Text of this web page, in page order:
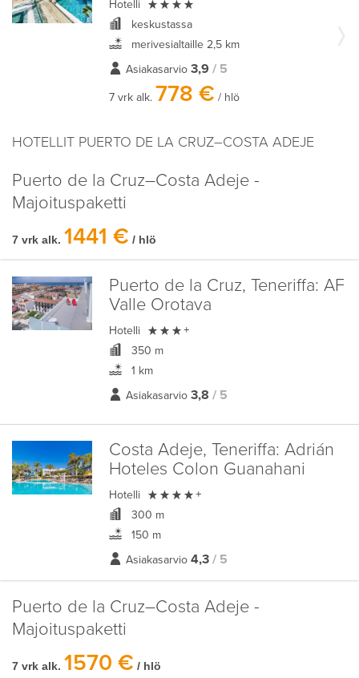
Hotelli 
keskustassa
merivesialtaille 2,5 km
Asiakasarvio 3,9 / 5
7 vrk alk. 778 € / hlö
HOTELLIT PUERTO DE LA CRUZ–COSTA ADEJE
Puerto de la Cruz–Costa Adeje -
Majoituspaketti
7 vrk alk. 1441 € / hlö
Puerto de la Cruz, Teneriffa: AF
Valle Orotava
Hotelli  +
350 m
1 km
Asiakasarvio 3,8 / 5
Costa Adeje, Teneriffa: Adrián
Hoteles Colon Guanahani
Hotelli  +
300 m
150 m
Asiakasarvio 4,3 / 5
Puerto de la Cruz–Costa Adeje -
Majoituspaketti
7 vrk alk. 1570 € / hlö